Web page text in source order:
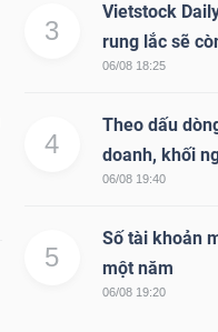
3
Vietstock
rung lắc sẽ
06/08 18:25
4
Theo dấu
doanh, khối
06/08 19:40
5
Số tài khoản
một năm
06/08 19:20